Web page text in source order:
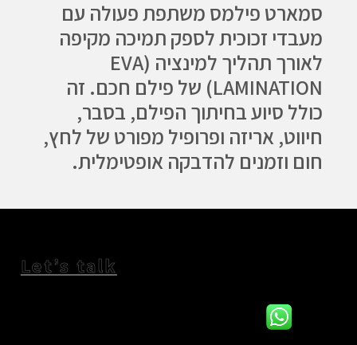
​סמארט פילמס משתפת פעולה עם
מעבדי זכוכית לספק תמיכה מקיפה
לאורך תהליך למינציה (EVA
LAMINATION) של פילם חכם. ​זה
כולל סיוע בחיתוך הפילם, בסבר,
חיווט, אריזה ופרופיל מפורט של לחץ,
חום וזמנים להדבקה אופטימלית.
Let’s talk